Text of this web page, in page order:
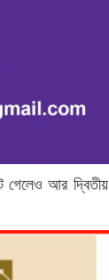
গেলেও আর দ্বিতীয়